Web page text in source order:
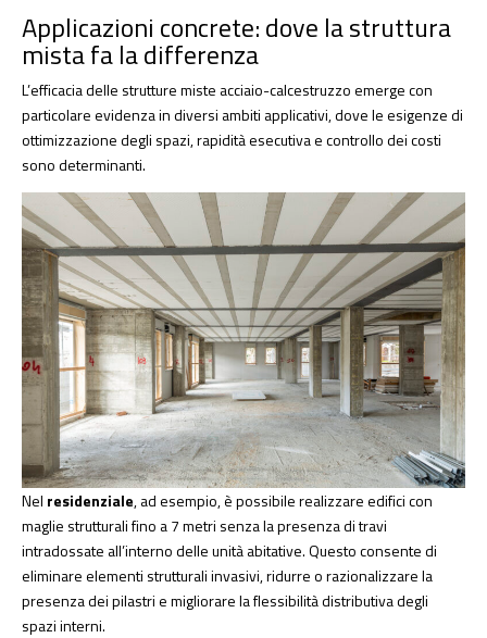
Applicazioni concrete: dove la struttura
mista fa la differenza
L’efficacia delle strutture miste acciaio-calcestruzzo emerge con
particolare evidenza in diversi ambiti applicativi, dove le esigenze di
ottimizzazione degli spazi, rapidità esecutiva e controllo dei costi
sono determinanti.
Nel residenziale, ad esempio, è possibile realizzare edifici con
maglie strutturali fino a 7 metri senza la presenza di travi
intradossate all’interno delle unità abitative. Questo consente di
eliminare elementi strutturali invasivi, ridurre o razionalizzare la
presenza dei pilastri e migliorare la flessibilità distributiva degli
spazi interni.